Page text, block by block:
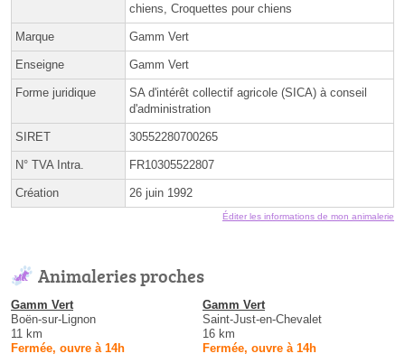
chiens, Croquettes pour chiens
Marque Gamm Vert
Enseigne Gamm Vert
Forme juridique
SA d'intérêt collectif agricole (SICA) à conseil
d'administration
SIRET 30552280700265
N° TVA Intra. FR10305522807
Création 26 juin 1992
Éditer les informations de mon animalerie
Animaleries proches
Gamm Vert
Boën-sur-Lignon
11 km
Fermée, ouvre à 14h
Gamm Vert
Saint-Just-en-Chevalet
16 km
Fermée, ouvre à 14h